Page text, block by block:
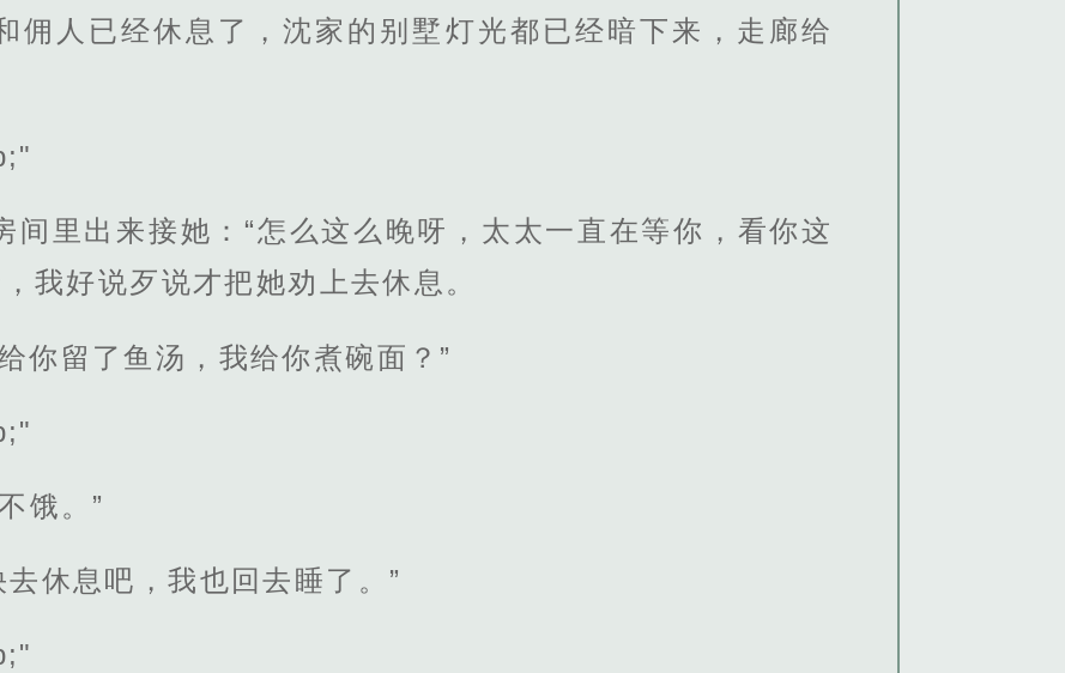
佣人已经休息了，沈家的别墅灯光都已经暗下来，走廊给
间里出来接她：“怎么这么晚呀，太太一直在等你，看你这
我好说歹说才把她劝上去休息。
你留了鱼汤，我给你煮碗面？”
饿。”
休息吧，我也回去睡了。”